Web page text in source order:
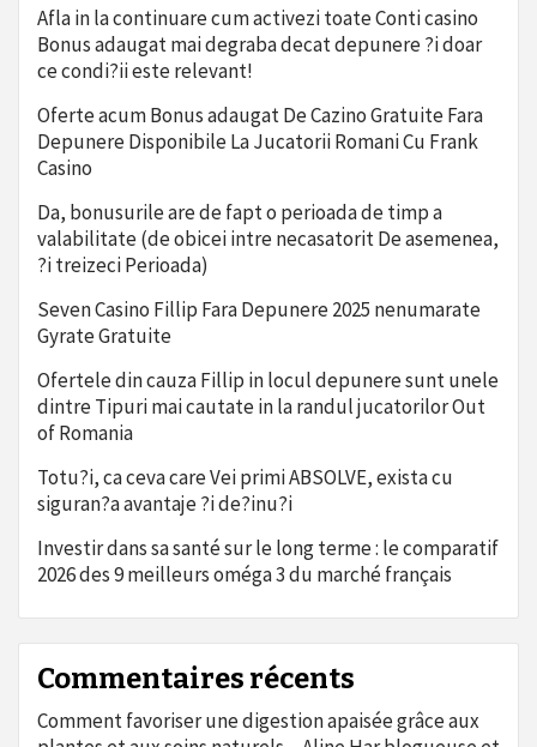
Afla in la continuare cum activezi toate Conti casino
Bonus adaugat mai degraba decat depunere ?i doar
ce condi?ii este relevant!
Oferte acum Bonus adaugat De Cazino Gratuite Fara
Depunere Disponibile La Jucatorii Romani Cu Frank
Casino
Da, bonusurile are de fapt o perioada de timp a
valabilitate (de obicei intre necasatorit De asemenea,
?i treizeci Perioada)
Seven Casino Fillip Fara Depunere 2025 nenumarate
Gyrate Gratuite
Ofertele din cauza Fillip in locul depunere sunt unele
dintre Tipuri mai cautate in la randul jucatorilor Out
of Romania
Totu?i, ca ceva care Vei primi ABSOLVE, exista cu
siguran?a avantaje ?i de?inu?i
Investir dans sa santé sur le long terme : le comparatif
2026 des 9 meilleurs oméga 3 du marché français
Commentaires récents
Comment favoriser une digestion apaisée grâce aux